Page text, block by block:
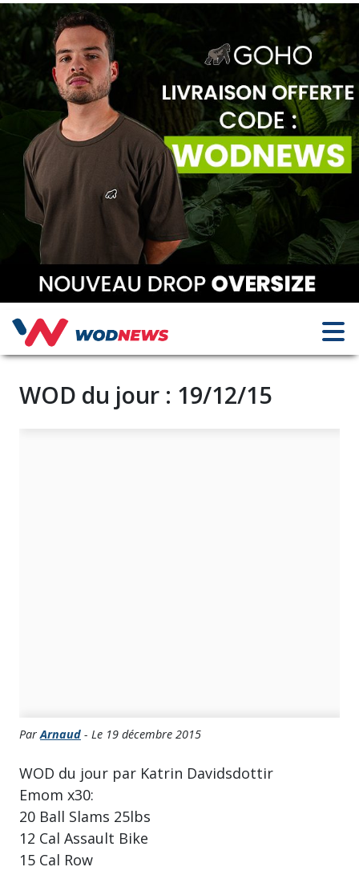
WOD du jour : 19/12/15
ParArnaud - Le 19 décembre 2015
WOD du jour par Katrin Davidsdottir
Emom x30:
20 Ball Slams 25lbs
12 Cal Assault Bike
15 Cal Row